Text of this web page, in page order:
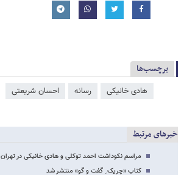
برچسب‌ها
هادی خانیکی رسانه احسان شریعتی
خبرهای مرتبط
مراسم نکوداشت احمد توکلی و هادی خانیکی در تهران
کتاب «چریک ِ گفت و گو» منتشر شد